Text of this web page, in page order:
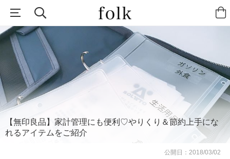
【無印良品】家計管理にも便利♡やりくり＆節約上手にな
れるアイテムをご紹介
公開日：2018/03/02